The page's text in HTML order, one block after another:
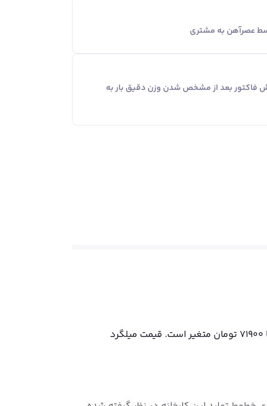
عصرآهن به مشتری
فاکتور بعد از مشخص شدن وزن دقیق بار به
قیمت میلگرد میلگرد مجتمع فولاد سازان دقیقی هشترود در تاریخ جمعه ۱۶ مرداد ۱۴۰۵، به ازای هر کیلو بین 66500 تا 71900 تومان متغیر است. قیمت میلگرد